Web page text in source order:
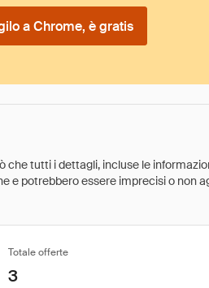
a Chrome, è gratis
tutti i dettagli, incluse le
e potrebbero essere imprecisi o non
Totale offerte
3